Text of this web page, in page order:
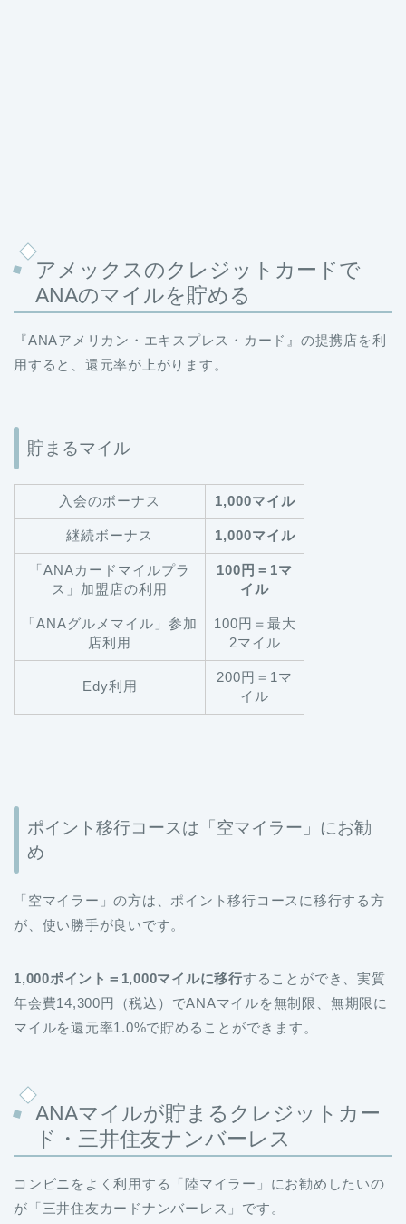
アメックスのクレジットカードで
ANAのマイルを貯める
『ANAアメリカン・エキスプレス・カード』の提携店を利
用すると、還元率が上がります。
貯まるマイル
入会のボーナス 1,000マイル
継続ボーナス 1,000マイル
「ANAカードマイルプラ
ス」加盟店の利用
100円＝1マ
イル
「ANAグルメマイル」参加
店利用
100円＝最大
2マイル
Edy利用
200円＝1マ
イル
ポイント移行コースは「空マイラー」にお勧
め
「空マイラー」の方は、ポイント移行コースに移行する方
が、使い勝手が良いです。
1,000ポイント＝1,000マイルに移行することができ、実質
年会費14,300円（税込）でANAマイルを無制限、無期限に
マイルを還元率1.0%で貯めることができます。
ANAマイルが貯まるクレジットカー
ド・三井住友ナンバーレス
コンビニをよく利用する「陸マイラー」にお勧めしたいの
が「三井住友カードナンバーレス」です。